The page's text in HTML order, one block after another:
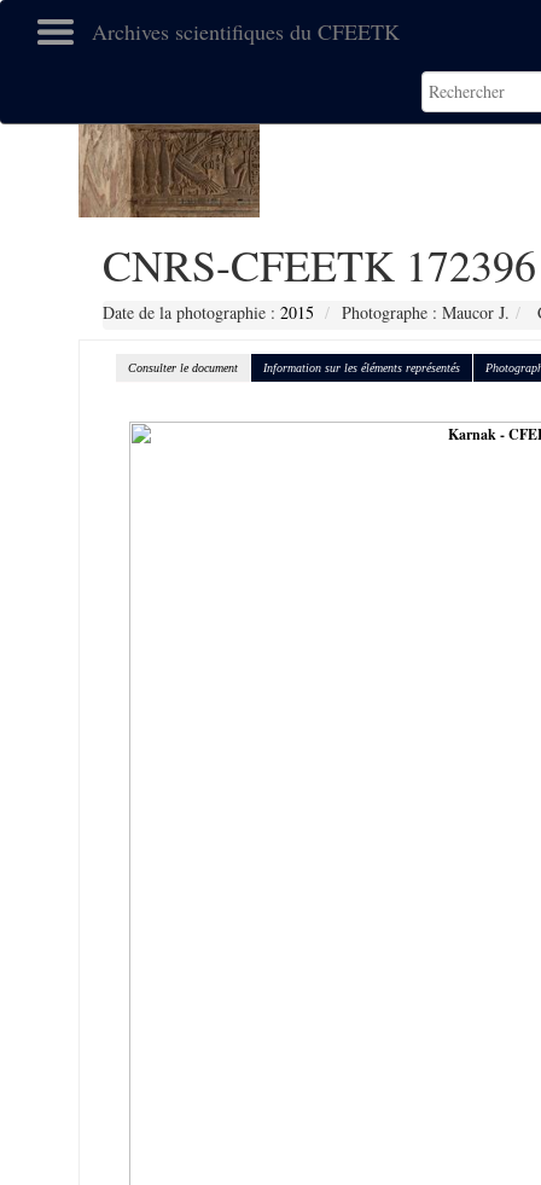
Archives scientifiques du CFEETK
CNRS-CFEETK 172396
Date de la photographie : 2015 Photographe : Maucor J.
Consulter le document Information sur les éléments représentés